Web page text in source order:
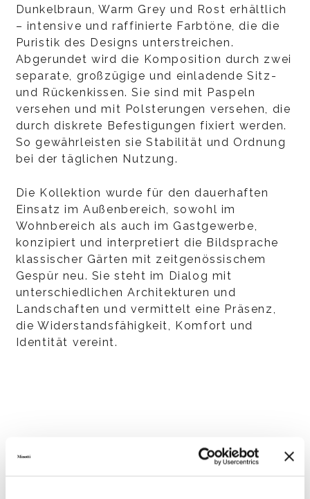
Dunkelbraun, Warm Grey und Rost erhältlich
– intensive und raffinierte Farbtöne, die die
Puristik des Designs unterstreichen.
Abgerundet wird die Komposition durch zwei
separate, großzügige und einladende Sitz-
und Rückenkissen. Sie sind mit Paspeln
versehen und mit Polsterungen versehen, die
durch diskrete Befestigungen fixiert werden.
So gewährleisten sie Stabilität und Ordnung
bei der täglichen Nutzung.
Die Kollektion wurde für den dauerhaften
Einsatz im Außenbereich, sowohl im
Wohnbereich als auch im Gastgewerbe,
konzipiert und interpretiert die Bildsprache
klassischer Gärten mit zeitgenössischem
Gespür neu. Sie steht im Dialog mit
unterschiedlichen Architekturen und
Landschaften und vermittelt eine Präsenz,
die Widerstandsfähigkeit, Komfort und
Identität vereint.